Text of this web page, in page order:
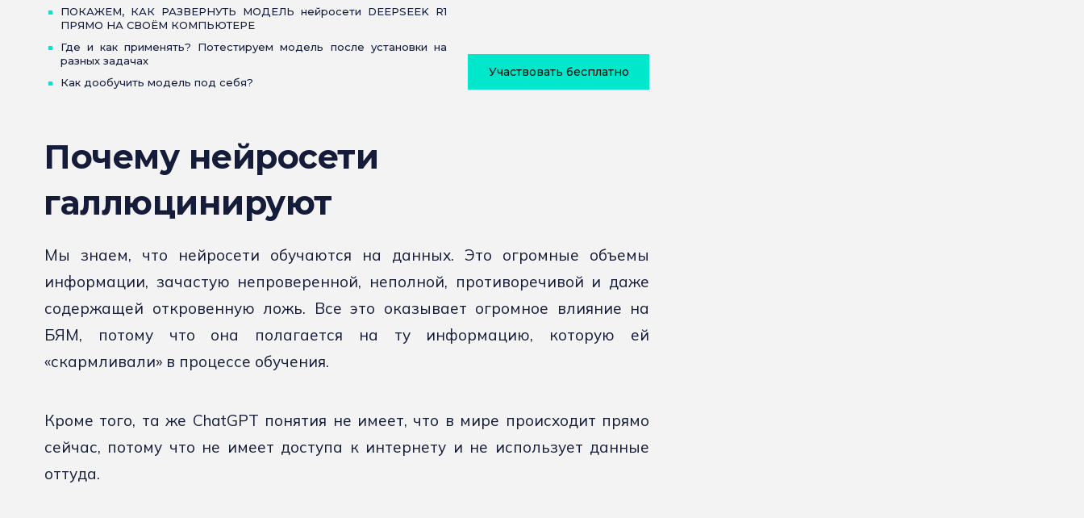
ПОКАЖЕМ, КАК РАЗВЕРНУТЬ МОДЕЛЬ нейросети DEEPSEEK R1
ПРЯМО НА СВОЁМ КОМПЬЮТЕРЕ
Где и как применять? Потестируем модель после установки на
разных задачах
Как дообучить модель под себя?
Участвовать бесплатно
Почему нейросети
галлюцинируют
Мы знаем, что нейросети обучаются на данных. Это огромные объемы
информации, зачастую непроверенной, неполной, противоречивой и даже
содержащей откровенную ложь. Все это оказывает огромное влияние на
БЯМ, потому что она полагается на ту информацию, которую ей
«скармливали» в процессе обучения.
Кроме того, та же ChatGPT понятия не имеет, что в мире происходит прямо
сейчас, потому что не имеет доступа к интернету и не использует данные
оттуда.